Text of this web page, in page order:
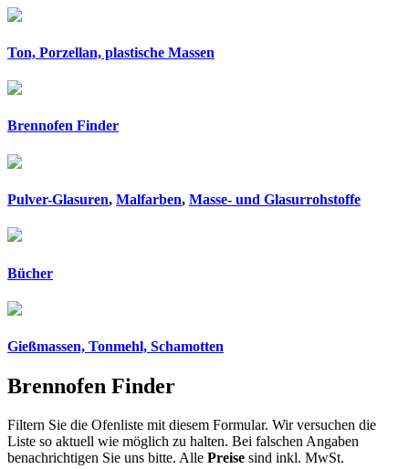
Ton, Porzellan, plastische Massen
Brennofen Finder
Pulver-Glasuren, Malfarben, Masse- und Glasurrohstoffe
Bücher
Gießmassen, Tonmehl, Schamotten
Brennofen Finder
Filtern Sie die Ofenliste mit diesem Formular. Wir versuchen die
Liste so aktuell wie möglich zu halten. Bei falschen Angaben
benachrichtigen Sie uns bitte. Alle Preise sind inkl. MwSt.